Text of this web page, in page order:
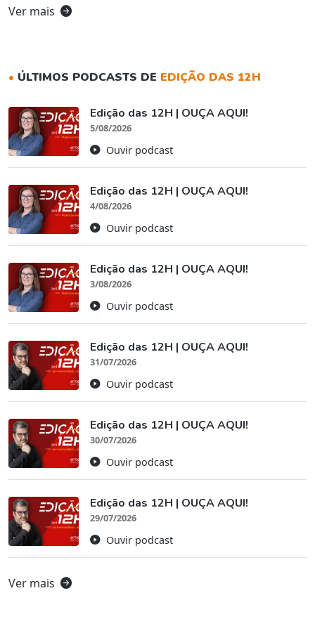
Ver mais
• ÚLTIMOS PODCASTS DE EDIÇÃO DAS 12H
Edição das 12H | OUÇA AQUI!
5/08/2026
Ouvir podcast
Edição das 12H | OUÇA AQUI!
4/08/2026
Ouvir podcast
Edição das 12H | OUÇA AQUI!
3/08/2026
Ouvir podcast
Edição das 12H | OUÇA AQUI!
31/07/2026
Ouvir podcast
Edição das 12H | OUÇA AQUI!
30/07/2026
Ouvir podcast
Edição das 12H | OUÇA AQUI!
29/07/2026
Ouvir podcast
Ver mais